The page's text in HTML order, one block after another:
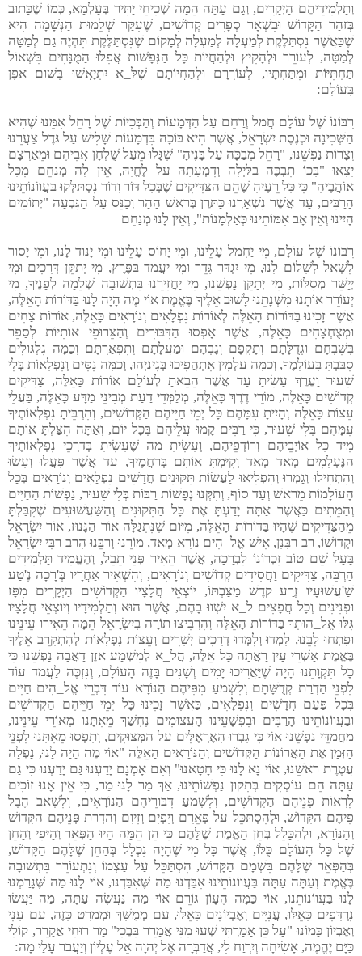
וְתַלְמִידֵיהֶם הַיְקָרִים, וְגַם עַתָּה הֵמָּה שְׁכִיחֵי יַתִּיר בְּעַלְמָא, כְּמוֹ שֶׁכָּתוּב
בְּזהַר הַקָּדוֹשׁ וּבִשְׁאָר סְפָרִים קְדוֹשִׁים, שֶׁעִקַּר שְׁלֵמוּת הַנְּשָׁמָה הִיא
שֶׁכַּאֲשֶׁר נִסְתַּלֶקֶת לְמַעְלָה לְמַעְלָה לְמָקוֹם שֶׁנִּסְתַּלֶּקֶת תִּהְיֶה גַם לְמַטָּה
לְמַטָּה, לְעוֹרֵר וּלְהָקִיץ וּלְהַחֲיוֹת כָּל הַנְּפָשׁוֹת אֲפִלּוּ הַמֻּנָּחִים בִּשְׁאוֹל
תַּחְתִּיּוֹת וּמִתַּחְתָּיו, לְעוֹרְרָם וּלְהַחֲיוֹתָם שֶׁלּ_א יִתְיָאֲשׁוּ בְּשׁוּם אפֶן
בָּעוֹלָם:
רִבּוֹנוֹ שֶׁל עוֹלָם חֲמל וְרַחֵם עַל הַדְּמָעוֹת וְהַבְּכִיּוֹת שֶׁל רָחֵל אִמֵּנוּ שֶׁהִיא
הַשְּׁכִינָה וּכְנֶסֶת יִשְׂרָאֵל, אֲשֶׁר הִיא בּוֹכָה בִּדְמָעוֹת שָׁלִישׁ עַל גּדֶל צַעֲרֵנוּ
וְצָרוֹת נַפְשֵׁנוּ, "רָחֵל מְבַכָּה עַל בָּנֶיהָ" שֶׁגָּלוּ מֵעַל שֻׁלְחָן אֲבִיהֶם וּמֵאַרְצָם
יָצָאוּ "בָּכוֹ תִבְכֶּה בַּלַּיְלָה וְדִמְעָתָהּ עַל לֶחֱיָהּ, אֵין לָהּ מְנַחֵם מִכָּל
אוֹהֲבֶיהָ" כִּי כָּל רֵעֶיהָ שֶׁהֵם הַצַּדִּיקִים שֶׁבְּכָל דּוֹר וָדוֹר נִסְתַּלְּקוּ בַּעֲווֹנוֹתֵינוּ
הָרַבִּים, עַד אֲשֶׁר נִשְׁאַרְנוּ כַּתּרֶן בְּראשׁ הָהָר וְכַנֵּס עַל הַגִּבְעָה "יְתוֹמִים
הָיִינוּ וְאֵין אָב אִמּוֹתֵינוּ כְּאַלְמָנוֹת", וְאֵין לָנוּ מְנַחֵם
רִבּוֹנוֹ שֶׁל עוֹלָם, מִי יַחְמל עָלֵינוּ, וּמִי יָחוֹס עָלֵינוּ וּמִי יָנוּד לָנוּ, וּמִי יָסוּר
לִשְׁאל לְשָׁלוֹם לָנוּ, מִי יִגְדּר גָּדֵר וּמִי יַעֲמד בַּפֶּרֶץ, מִי יְתַקֵּן דְּרָכִים וּמִי
יְיַשֵּׁר מְסִלּוֹת, מִי יְתַקֵּן נַפְשֵׁנוּ, מִי יַחֲזִירֵנוּ בִּתְשׁוּבָה שְׁלֵמָה לְפָנֶיךָ, מִי
יְעוֹרֵר אוֹתָנוּ מִשְּׁנָתֵנוּ לָשׁוּב אֵלֶיךָ בֶּאֱמֶת אוֹי מֶה הָיָה לָנוּ בַּדּוֹרוֹת הָאֵלֶּה,
אֲשֶׁר זָכִינוּ בַּדּוֹרוֹת הָאֵלֶּה לְאוֹרוֹת נִפְלָאִים וְנוֹרָאִים כָּאֵלֶּה, אוֹרוֹת צַחִים
וּמְצֻחְצָחִים כָּאֵלֶּה, אֲשֶׁר אָפְסוּ הַדִּבּוּרִים וְהַצֵּרוּפֵי אוֹתִיּוֹת לְסַפֵּר
בְּשִׁבְחָם וּגְדֻלָּתָם וְתָקְפָּם וְגָבְהָם וּמַעֲלָתָם וְתִפְאַרְתָּם וְכַמָּה גִלְגּוּלִים
סִבַּבְתָּ בָּעוֹלָמֶךָ, וְכַמָּה עַלְמִין אִתְהֲפִיכוּ בְּגִינַיְהוּ, וְכַמָּה נִסִּים וְנִפְלָאוֹת בְּלִי
שִׁעוּר וָעֶרֶךְ עָשִׂיתָ עַד אֲשֶׁר הֵבֵאתָ לְעוֹלָם אוֹרוֹת כָּאֵלֶּה, צַדִּיקִים
קְדוֹשִׁים כָּאֵלֶּה, מוֹרֵי דֶרֶךְ כָּאֵלֶּה, מְלַמְּדֵי דַעַת מְבִינֵי מַדָּע כָּאֵלֶּה, בַּעֲלֵי
עֵצוֹת כָּאֵלֶּה וְהָיִיתָ עִמָּהֶם כָּל יְמֵי חַיֵּיהֶם הַקְּדוֹשִׁים, וְהִרְבֵּיתָ נִפְלְאוֹתֶיךָ
עִמָּהֶם בְּלִי שִׁעוּר, כִּי רַבִּים קָמוּ עֲלֵיהֶם בְּכָל יוֹם, וְאַתָּה הִצַּלְתָּ אוֹתָם
מִיַּד כָּל אוֹיְבֵיהֶם וְרוֹדְפֵיהֶם, וְעָשִׂיתָ מַה שֶּׁעָשִׂיתָ בְּדַרְכֵי נִפְלְאוֹתֶיךָ
הַנֶּעְלָמִים מְאד מְאד וְקִיַּמְתָּ אוֹתָם בְּרַחֲמֶיךָ, עַד אֲשֶׁר פָּעֲלוּ וְעָשׂוּ
וְהִתְחִילוּ וְגָמְרוּ וְהִפְלִיאוּ לַעֲשׂוֹת תִּקּוּנִים חֲדָשִׁים נִפְלָאִים וְנוֹרָאִים בְּכָל
הָעוֹלָמוֹת מֵראשׁ וְעַד סוֹף, וְתִקְּנוּ נְפָשׁוֹת רַבּוֹת בְּלִי שִׁעוּר, נַפְשׁוֹת הַחַיִּים
וְהַמֵּתִים כַּאֲשֶׁר אַתָּה יָדַעְתָּ אֶת כָּל הַתִּקּוּנִים וְהַשַּׁעֲשׁוּעִים שֶׁקִּבַּלְתָּ
מֵהַצַּדִּיקִים שֶׁהָיוּ בַּדּוֹרוֹת הָאֵלֶּה, מִיּוֹם שֶׁנִּתְגַּלָּה אוֹר הַגָּנוּז, אוֹר יִשְׂרָאֵל
וּקְדוֹשׁוֹ, רַב רַבָּנָן, אִישׁ אֱל_הִים נוֹרָא מְאד, מוֹרֵנוּ וְרַבֵּנוּ הָרַב רַבִּי יִשְׂרָאֵל
בַּעַל שֵׁם טוֹב זִכְרוֹנוֹ לִבְרָכָה, אֲשֶׁר הֵאִיר פְּנֵי תֵבֵל, וְהֶעֱמִיד תַּלְמִידִים
הַרְבֵּה, צַדִּיקִים וַחֲסִידִים קְדוֹשִׁים וְנוֹרָאִים, וְהִשְׁאִיר אַחֲרָיו בְּ'רָכָה נֶ'טַע
שַׁ'עֲשׁוּעָיו זֶרַע קדֶשׁ מַצַּבְתּוֹ, יוֹצְאֵי חֲלָצָיו הַקְּדוֹשִׁים הַיְקָרִים מִפָּז
וּפְנִינִים וְכָל חֲפָצִים ל_א יִשְׁווּ בָהֶם, אֲשֶׁר הוּא וְתַלְמִידָיו וְיוֹצְאֵי חֲלָצָיו
גִּלּוּ אֱל_הוּתְךָ בַּדּוֹרוֹת הָאֵלֶּה וְהִרְבִּיצוּ תוֹרָה בְּיִשְׂרָאֵל הֵמָּה הֵאִירוּ עֵינֵינוּ
וּפָתְחוּ לִבֵּנוּ, לָמְדוּ וְלִמְּדוּ דְרָכִים יְשָׁרִים וְעֵצוֹת נִפְלָאוֹת לְהִתְקָרֵב אֵלֶיךָ
בֶּאֱמֶת אַשְׁרֵי עַיִן רָאֲתָה כָּל אֵלֶּה, הֲל_א לְמִשְׁמַע אזֶן דָאֲבָה נַפְשֵׁנוּ כִּי
כָל תִּקְוָתֵנוּ הָיָה שֶׁיַּאֲרִיכוּ יָמִים וְשָׁנִים בָּזֶה הָעוֹלָם, וְנִזְכֶּה לַעֲמד עוֹד
לִפְנֵי הַדְרַת קְדֻשָּׁתָם וְלִשְׁמעַ מִפִּיהֶם הַנּוֹרָא עוֹד דִּבְרֵי אֱל_הִים חַיִּים
בְּכָל פַּעַם חֲדָשִׁים וְנִפְלָאִים, כַּאֲשֶׁר זָכִינוּ כָּל יְמֵי חַיֵּיהֶם הַקְּדוֹשִׁים
וּבַעֲווֹנוֹתֵינוּ הָרַבִּים וּבִפְשָׁעֵינוּ הָעֲצוּמִים נֶחְשַׁךְ מֵאִתָּנוּ מְאוֹרֵי עֵינֵינוּ,
מַחֲמַדֵּי נַפְשֵׁנוּ אוֹי כִּי גָבְרוּ הָאֶרְאֶלִּים עַל הַמְּצוּקִים, וְתָפְסוּ מֵאִתָּנוּ לִפְנֵי
הַזְּמַן אֶת הָאֲרוֹנוֹת הַקְּדוֹשִׁים וְהַנּוֹרָאִים הָאֵלֶּה "אוֹי מֶה הָיָה לָנוּ, נָפְלָה
עֲטֶרֶת ראשֵׁנוּ, אוֹי נָא לָנוּ כִּי חָטָאנוּ" וְאִם אָמְנָם יָדַעְנוּ גַּם יָדַעְנוּ כִּי גַם
עַתָּה הֵם עוֹסְקִים בְּתִקּוּן נַפְשׁוֹתֵינוּ, אַךְ מַר לָנוּ מַר, כִּי אֵין אָנוּ זוֹכִים
לִרְאוֹת פְּנֵיהֶם הַקְּדוֹשִׁים, וְלִשְׁמעַ דִּבּוּרֵיהֶם הַנּוֹרָאִים, וְלִשְׁאב הֶבֶל
פִּיהֶם הַקָּדוֹשׁ, וּלְהִסְתַּכֵּל עַל פְּאֵרָם וְיָפְיָם וְזִיוָם וְהַדְרַת פְּנֵיהֶם הַקָּדוֹשׁ
וְהַנּוֹרָא, וּלְהִכָּלֵל בְּחֵן הָאֱמֶת שֶׁלָּהֶם כִּי הֵן הֵמָּה הָיוּ הַפְּאֵר וְהַיּפִי וְהַחֵן
שֶׁל כָּל הָעוֹלָם כֻּלּוֹ, אֲשֶׁר כָּל מִי שֶׁהָיָה נִכְלָל בְּהַחֵן שֶׁלָּהֶם הַקָּדוֹשׁ,
בְּהַפְּאֵר שֶׁלָּהֶם בִּשְׁמָם הַקָּדוֹשׁ, הִסְתַּכֵּל עַל עַצְמוֹ וְנִתְעוֹרֵר בִּתְשׁוּבָה
בֶּאֱמֶת וְעַתָּה עַתָּה בַּעֲווֹנוֹתֵינוּ אִבַּדְנוּ מַה שֶּׁאִבַּדְנוּ, אוֹי לָנוּ מַה שֶּׁגָּרַמְנוּ
לָנוּ בַּעֲווֹנוֹתֵנוּ, אוֹי כַּמָּה הֶעָוֹן גּוֹרֵם אוֹי מַה נַּעֲשֶׂה עַתָּה, מַה יַּעֲשׂוּ
נִרְדָּפִים כָּאֵלּוּ, עֲנִיִּים וְאֶבְיוֹנִים כָּאֵלּוּ, עַם מְמֻשָּׁךְ וּמְמרָט כָּזֶה, עַם עָנִי
וְאֶבְיוֹן כָּמוֹנוּ "עַל כֵּן אָמַרְתִּי שְׁעוּ מִנִּי אֲמָרֵר בִּבֶכִי" מַר רוּחִי אֲקָרֵר, קוֹלִי
כַּיָּם יֶהֱמֶה, אָשִׂיחָה וְיִרְוַח לִי, אֲדַבְּרָה אֶל יְהוָה אֵל עֶלְיוֹן וְיַעֲבר עָלַי מָה: